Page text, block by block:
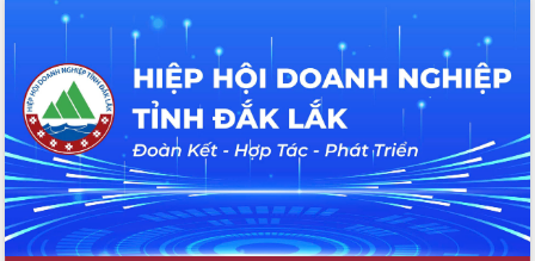
Định vị cà phê Việt Nam như một “di
sản sống” trong dòng chảy toàn cầu
Xây dựng nông thôn mới: Nâng cao đời
sống người dân từ những mô hình thiết
thực
Quyết liệt tháo gỡ vướng mắc, đẩy
nhanh tiến độ các dự án trọng điểm
trong Khu kinh tế Nam Phú Yên
Hòn Yến phát triển du lịch gắn với bảo
tồn biển